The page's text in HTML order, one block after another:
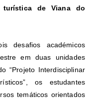
turística de Viana do
desafios académicos
em duas unidades
“Projeto Interdisciplinar
os estudantes
temáticos orientados